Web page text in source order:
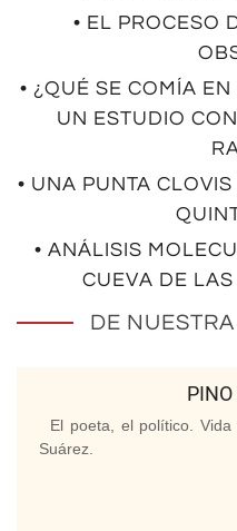
• EL PROCESO
• ¿QUÉ SE COMÍA
UN ESTUDIO
• UNA PUNTA
• ANÁLISIS
CUEVA DE
DE
PINO
El poeta, el político.
Suárez.